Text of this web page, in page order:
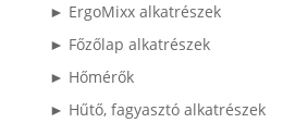
► ErgoMixx alkatrészek
► Főzőlap alkatrészek
► Hőmérők
► Hűtő, fagyasztó alkatrészek